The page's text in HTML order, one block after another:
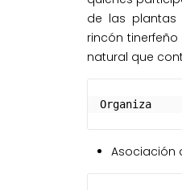
de las plantas
rincón
natural que
Organiza
Asociación